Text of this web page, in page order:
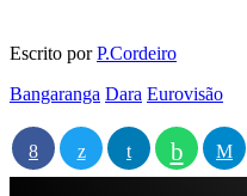
Escrito porP.Cordeiro
Bangaranga Dara Eurovisão